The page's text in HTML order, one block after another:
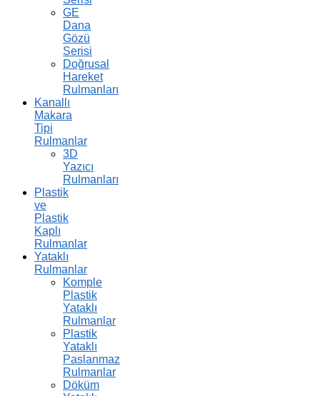
GE
Dana
Gözü
Serisi
Doğrusal
Hareket
Rulmanları
Kanallı
Makara
Tipi
Rulmanlar
3D
Yazıcı
Rulmanları
Plastik
ve
Plastik
Kaplı
Rulmanlar
Yataklı
Rulmanlar
Komple
Plastik
Yataklı
Rulmanlar
Plastik
Yataklı
Paslanmaz
Rulmanlar
Döküm